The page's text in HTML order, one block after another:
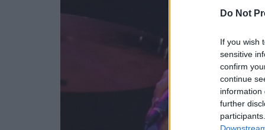
Do Not
If you wish
sensitive
confirm
continue
information
further